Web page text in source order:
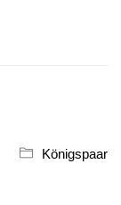
Königspaar